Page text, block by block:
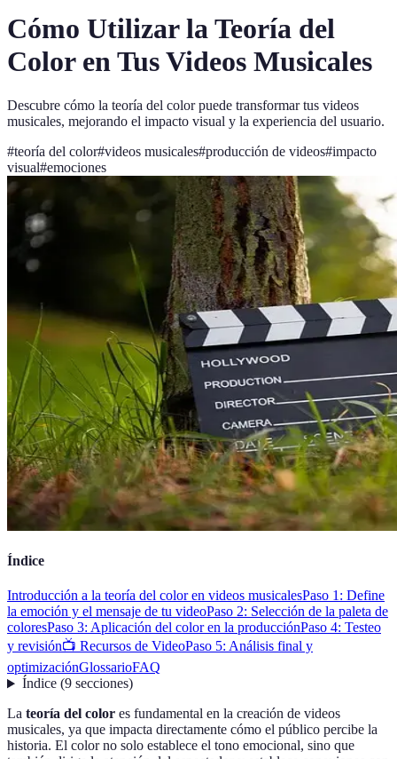
Cómo Utilizar la Teoría del
Color en Tus Videos Musicales
Descubre cómo la teoría del color puede transformar tus videos
musicales, mejorando el impacto visual y la experiencia del usuario.
#teoría del color#videos musicales#producción de videos#impacto
visual#emociones
Índice
Introducción a la teoría del color en videos musicalesPaso 1: Define
la emoción y el mensaje de tu videoPaso 2: Selección de la paleta de
coloresPaso 3: Aplicación del color en la producciónPaso 4: Testeo
y revisión📺 Recursos de VideoPaso 5: Análisis final y
optimizaciónGlossarioFAQ
Índice(9 secciones)
La teoría del color es fundamental en la creación de videos
musicales, ya que impacta directamente cómo el público percibe la
historia. El color no solo establece el tono emocional, sino que